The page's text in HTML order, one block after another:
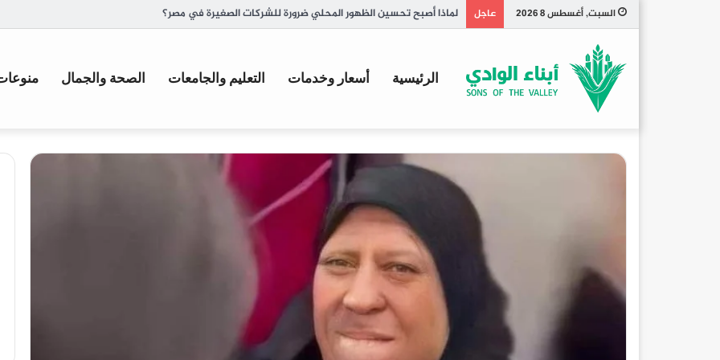
السبت, أغسطس 8 2026 عاجل تاريخ الكبسة السعودية وأصل تسميتها
الرئيسية أسعار وخدمات التعليم والجامعات الصحة والجمال